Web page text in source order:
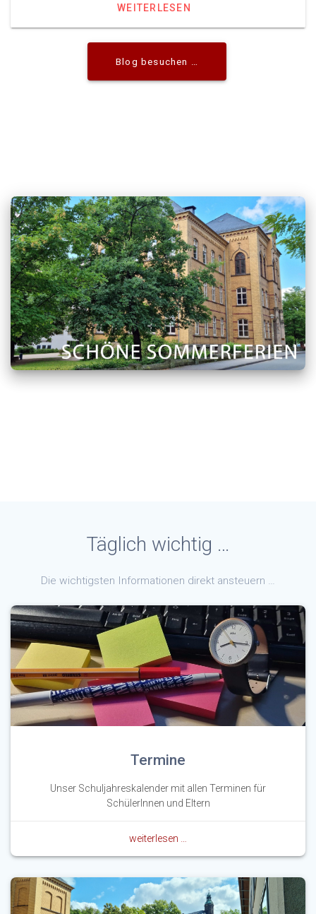
WEITERLESEN
Blog besuchen …
Täglich wichtig …
Die wichtigsten Informationen direkt ansteuern …
Termine
Unser Schuljahreskalender mit allen Terminen für
SchülerInnen und Eltern
weiterlesen …